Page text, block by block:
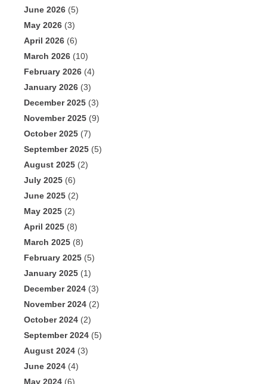
June 2026 (5)
May 2026 (3)
April 2026 (6)
March 2026 (10)
February 2026 (4)
January 2026 (3)
December 2025 (3)
November 2025 (9)
October 2025 (7)
September 2025 (5)
August 2025 (2)
July 2025 (6)
June 2025 (2)
May 2025 (2)
April 2025 (8)
March 2025 (8)
February 2025 (5)
January 2025 (1)
December 2024 (3)
November 2024 (2)
October 2024 (2)
September 2024 (5)
August 2024 (3)
June 2024 (4)
May 2024 (6)